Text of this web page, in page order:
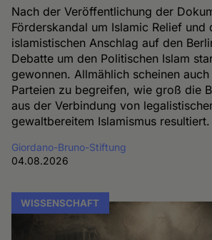
Nach der Veröffentlichung der
Förderskandal um Islamic Relief und
islamistischen Anschlag auf den
Debatte um den Politischen Islam
gewonnen. Allmählich scheinen
Parteien zu begreifen, wie groß die
aus der Verbindung von
gewaltbereitem Islamismus resultiert.
Giordano-Bruno-Stiftung
04.08.2026
WISSENSCHAFT